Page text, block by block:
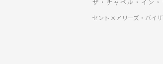
ザ・チャペル・イン
セントメアリーズ・バイ